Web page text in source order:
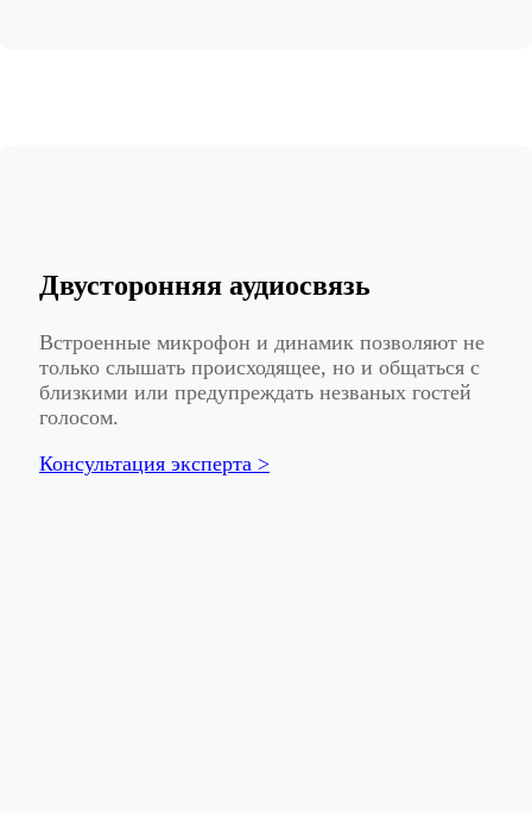
Двусторонняя аудиосвязь
Встроенные микрофон и динамик позволяют не
только слышать происходящее, но и общаться с
близкими или предупреждать незваных гостей
голосом.
Консультация эксперта >